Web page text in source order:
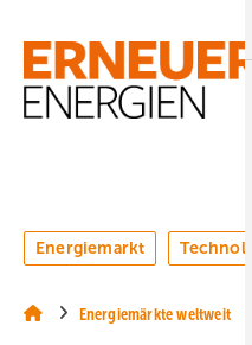
Hauptinhalt
Hauptmenü
SiteSearch
Energiemarkt
Energiemärkte weltweit